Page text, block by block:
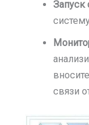
Запуск
связи